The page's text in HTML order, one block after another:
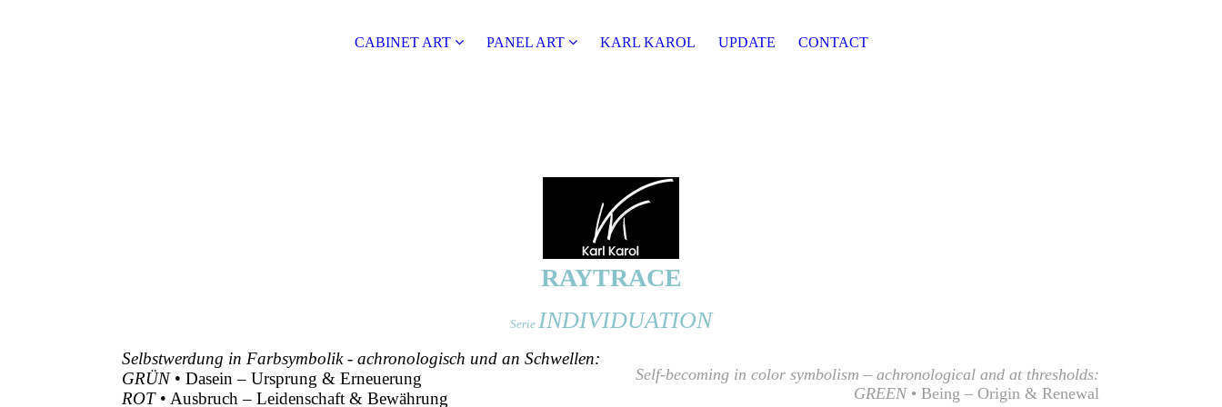
CABINET ART PANEL ART KARL KAROL UPDATE CONTACT
RAYTRACE
Serie INDIVIDUATION
Selbstwerdung in Farbsymbolik - achronologisch und an Schwellen:
GRÜN • Dasein – Ursprung & Erneuerung
ROT• Ausbruch – Leidenschaft & Bewährung
Self-becoming in color symbolism – achronological and at thresholds:
GREEN• Being – Origin & Renewal